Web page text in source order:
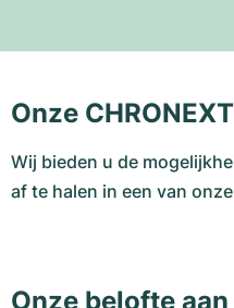
Onze
Wij bieden u de
af te halen in een van
Onze belofte aan